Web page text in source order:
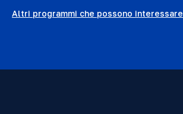
Altri programmi che possono interessare